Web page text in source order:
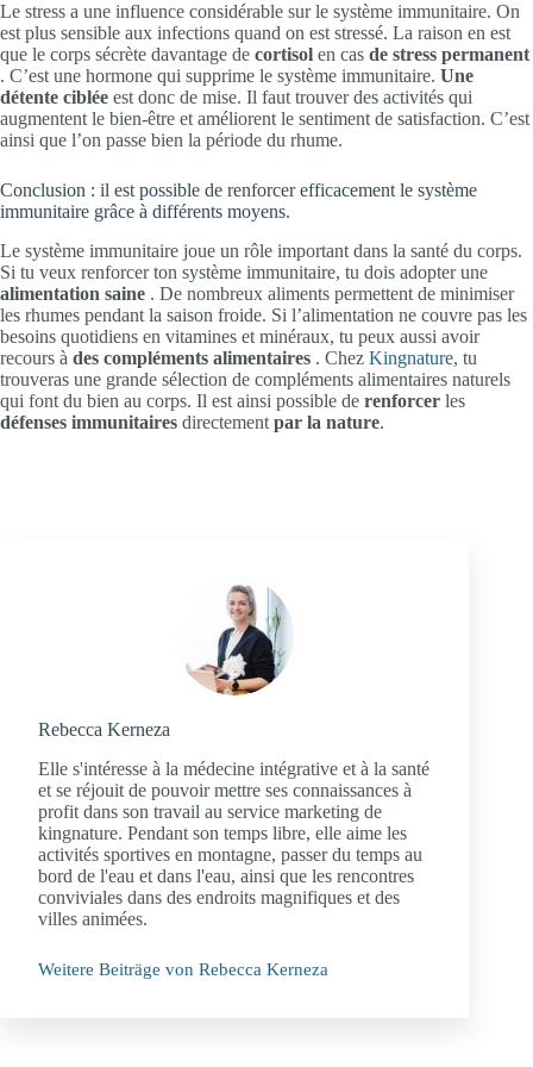
Le stress a une influence considérable sur le système immunitaire. On
est plus sensible aux infections quand on est stressé. La raison en est
que le corps sécrète davantage de cortisol en cas de stress permanent
. C’est une hormone qui supprime le système immunitaire. Une
détente ciblée est donc de mise. Il faut trouver des activités qui
augmentent le bien-être et améliorent le sentiment de satisfaction. C’est
ainsi que l’on passe bien la période du rhume.
Conclusion : il est possible de renforcer efficacement le système
immunitaire grâce à différents moyens.
Le système immunitaire joue un rôle important dans la santé du corps.
Si tu veux renforcer ton système immunitaire, tu dois adopter une
alimentation saine . De nombreux aliments permettent de minimiser
les rhumes pendant la saison froide. Si l’alimentation ne couvre pas les
besoins quotidiens en vitamines et minéraux, tu peux aussi avoir
recours à des compléments alimentaires . Chez Kingnature, tu
trouveras une grande sélection de compléments alimentaires naturels
qui font du bien au corps. Il est ainsi possible de renforcer les
défenses immunitaires directement par la nature.
Rebecca Kerneza
Elle s'intéresse à la médecine intégrative et à la santé
et se réjouit de pouvoir mettre ses connaissances à
profit dans son travail au service marketing de
kingnature. Pendant son temps libre, elle aime les
activités sportives en montagne, passer du temps au
bord de l'eau et dans l'eau, ainsi que les rencontres
conviviales dans des endroits magnifiques et des
villes animées.
Weitere Beiträge von Rebecca Kerneza